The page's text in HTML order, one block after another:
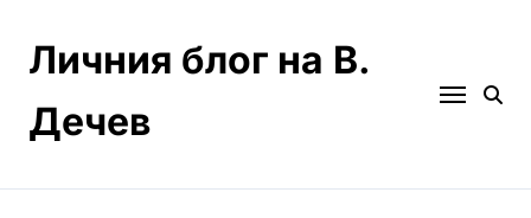
contentЛичния блог на В.
Дечев